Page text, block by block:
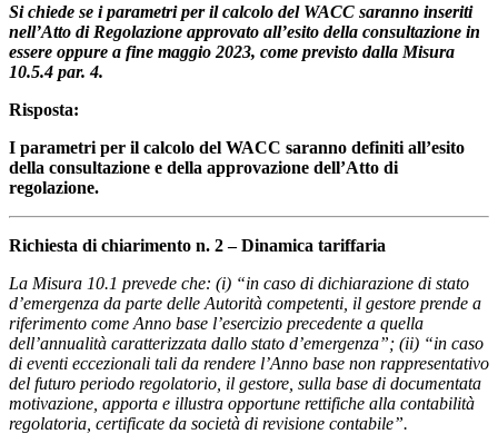
Si chiede se i parametri per il calcolo del WACC saranno inseriti
nell’Atto di Regolazione approvato all’esito della consultazione in
essere oppure a fine maggio 2023, come previsto dalla Misura
10.5.4 par. 4.
Risposta:
I parametri per il calcolo del WACC saranno definiti all’esito
della consultazione e della approvazione dell’Atto di
regolazione.
Richiesta di chiarimento n. 2 – Dinamica tariffaria
La Misura 10.1 prevede che: (i) “in caso di dichiarazione di stato
d’emergenza da parte delle Autorità competenti, il gestore prende a
riferimento come Anno base l’esercizio precedente a quella
dell’annualità caratterizzata dallo stato d’emergenza”; (ii) “in caso
di eventi eccezionali tali da rendere l’Anno base non rappresentativo
del futuro periodo regolatorio, il gestore, sulla base di documentata
motivazione, apporta e illustra opportune rettifiche alla contabilità
regolatoria, certificate da società di revisione contabile”.